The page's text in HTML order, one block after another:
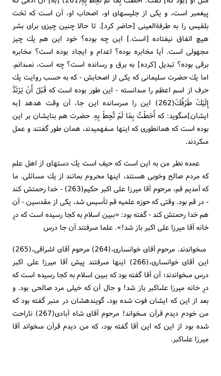
پيغمبر است، و يكى از جليسهاى او، اصحاب او، آن است كه تخت
بلقيس را به طرفةالعينى [حاضر كرد]. تا حالا چنين چيزى براى بشر
هيچ اتفاق نيفتاده [است.] اين چه بوده؟ خود اين هم يك چيز
مجهولى است. آيا مخابره بوده؟ اعدام و ايجاد بوده است؟ مخابره
برقى بوده؟ تبديل [كرده‏] به برق و رسانده است؟ چه است، نمى‏دانم.
اما يك حضرت سليمانى كه يكى از اصحابش - كه به حسب روايت يك
حرف از اسم اعظم را مى‏دانسته - اين طور بوده است كه قَبْلَ أَنْ يَرْتَدَّ
إِلَيْكَ طَرْفُكَ(262) اين را مى‏رسانده اين جا، آن وقت هدهد [به
ايشان‏]مى‏گويد: كه أَحَطْتُ بِمْا لَمْ تُحِطْ بِهِ. حضرت هم بنايشان بر اين
بوده است كه همان‏طورى كه اينها مى‏فهميدند، همان طور گفتند و عمل
مى‏كردند.
عمده نطر من به اين است كه حيف است يك دسته‏اى از اهل علم
كه مردم صالح وخوبى هستند، اينها محروم بمانند از يك مسائلى. ما
كه آمديم قم، مرحوم آقا ميرزا على اكبر حكيم(263) - خدا رحمتش كند
- در قم بود. وقتى كه حوزه علميه قم تأسيس شد، يكى از مقدسين - آن
هم خدا رحمتش كند - گفته بود: «ببين اسلام به كجا رسيده است كه درِ
خانه آقا ميرزا على اكبر باز شد!». علما مى‏رفتند آن جا درس
مى‏خواندند. مرحوم آقاى خوانسارى،(264) مرحوم آقاى اشراقى،(265)
اين آقاى خوانسارى،(266) اينها مى‏رفتند پيش آقا ميرزا على اكبر
درس مى‏خواندند؛ آن آقا گفته بود كه ببين اسلام به كجا رسيده است كه
درِ خانه ميرزا على‏اكبر باز شد! و حال آن كه خيلى مرد صالحى بود. و
بعد از اين كه ايشان فوت شده بود، گوينده‏شان در منبر گفته بود كه
من خودم ديدم قرآن مى‏خواند! مرحوم آقاى شاه آبادى(267) ناراحت
شده بود از اين كه اين آقا گفته بود، كه من ديدم قرآن مى‏خواند آقا
ميرزا على‏اكبر.